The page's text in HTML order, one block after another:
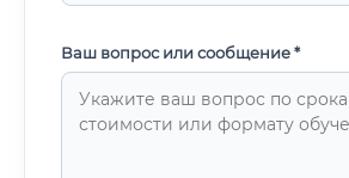
Ваш вопрос или сообщение *